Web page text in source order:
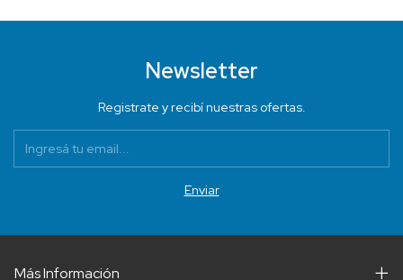
Newsletter
Registrate y recibí nuestras ofertas.
Más Información